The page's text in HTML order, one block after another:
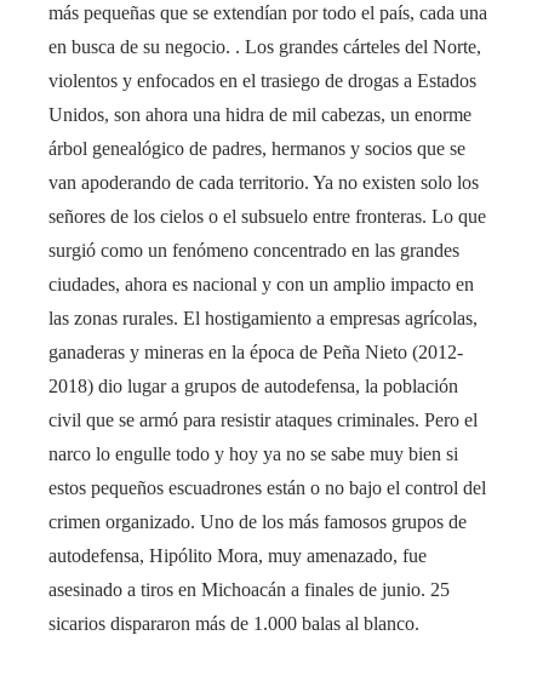
más pequeñas que se extendían por todo el país, cada una
en busca de su negocio. . Los grandes cárteles del Norte,
violentos y enfocados en el trasiego de drogas a Estados
Unidos, son ahora una hidra de mil cabezas, un enorme
árbol genealógico de padres, hermanos y socios que se
van apoderando de cada territorio. Ya no existen solo los
señores de los cielos o el subsuelo entre fronteras. Lo que
surgió como un fenómeno concentrado en las grandes
ciudades, ahora es nacional y con un amplio impacto en
las zonas rurales. El hostigamiento a empresas agrícolas,
ganaderas y mineras en la época de Peña Nieto (2012-
2018) dio lugar a grupos de autodefensa, la población
civil que se armó para resistir ataques criminales. Pero el
narco lo engulle todo y hoy ya no se sabe muy bien si
estos pequeños escuadrones están o no bajo el control del
crimen organizado. Uno de los más famosos grupos de
autodefensa, Hipólito Mora, muy amenazado, fue
asesinado a tiros en Michoacán a finales de junio. 25
sicarios dispararon más de 1.000 balas al blanco.